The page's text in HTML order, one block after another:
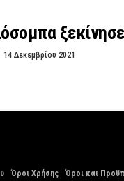
14 Δεκεμβρίου 2021
Όροι Χρήσης Όροι και